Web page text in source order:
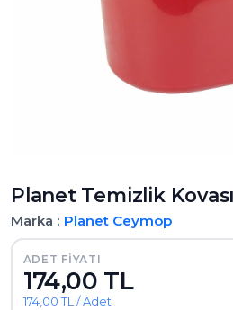
Planet Temizlik Kovası
Marka : Planet Ceymop
ADET FIYATI
174,00 TL
174,00 TL / Adet